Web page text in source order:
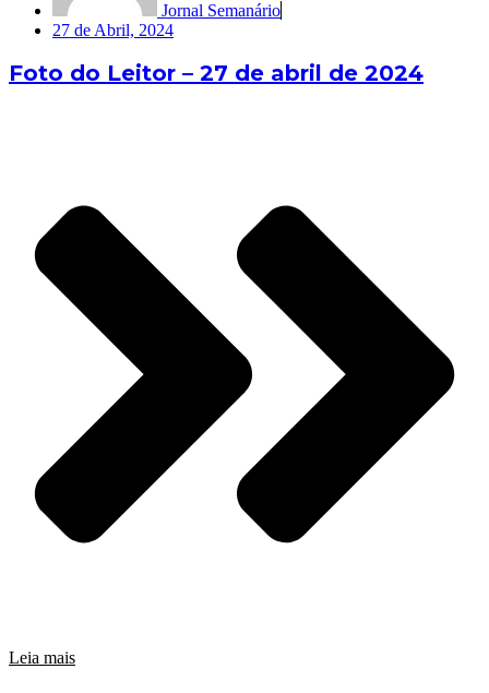
Jornal Semanário
27 de Abril, 2024
Foto do Leitor – 27 de abril de 2024
Leia mais